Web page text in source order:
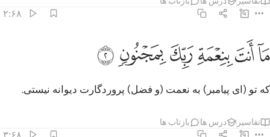
۲:۶۸
ما انت بنعمة ربك بمجنون ٢
مَآ أَنتَ بِنِعْمَةِ رَبِّكَ بِمَجْنُونٍۢ ٢
ﱿﲀﲁﲂﲃﲄ
که تو (ای پیامبر) به نعمت (و فضل) پروردگارت دیوانه نیستی.
تفاسیر درس ها بازتاب ها
۳:۶۸